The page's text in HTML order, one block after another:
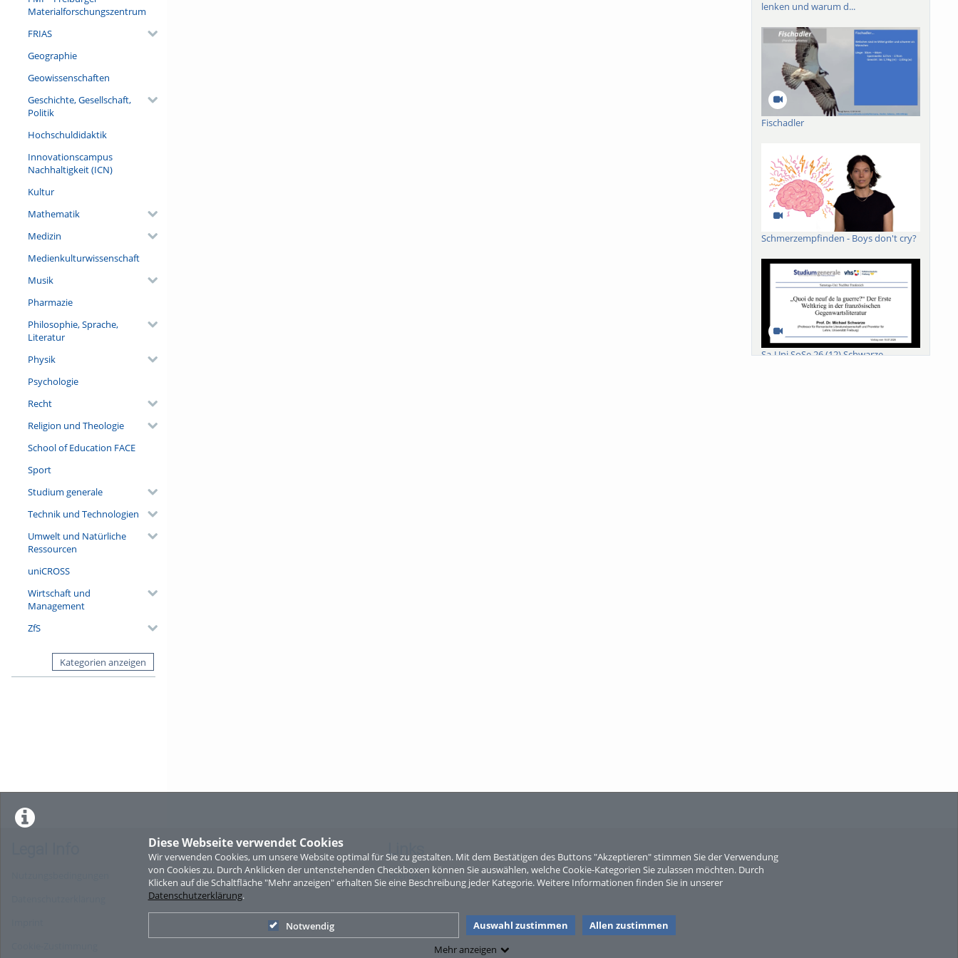
Diese Webseite verwendet Cookies
Wir verwenden Cookies, um unsere Website optimal für Sie zu gestalten. Mit dem Bestätigen des Buttons "Akzeptieren" stimmen Sie der Verwendung
von Cookies zu. Durch Anklicken der untenstehenden Checkboxen können Sie auswählen, welche Cookie-Kategorien Sie zulassen möchten. Durch
Klicken auf die Schaltfläche "Mehr anzeigen" erhalten Sie eine Beschreibung jeder Kategorie. Weitere Informationen finden Sie in unserer
Datenschutzerklärung.
Notwendig Auswahl zustimmen
Allen zustimmen
Mehr anzeigen
Materialforschungszentrum
FRIAS
Geographie
Geowissenschaften
Geschichte, Gesellschaft,
Politik
Hochschuldidaktik
Innovationscampus
Nachhaltigkeit (ICN)
Kultur
Mathematik
Medizin
Medienkulturwissenschaft
Musik
Pharmazie
Philosophie, Sprache,
Literatur
Physik
Psychologie
Recht
Religion und Theologie
School of Education FACE
Sport
Studium generale
Technik und Technologien
Umwelt und Natürliche
Ressourcen
uniCROSS
Wirtschaft und
Management
ZfS
Kategorien anzeigen
lenken und warum d...
Fischadler
Schmerzempfinden - Boys don't cry?
Sa-Uni SoSe 26 (12) Schwarze
Sperber
Links
Sitemap